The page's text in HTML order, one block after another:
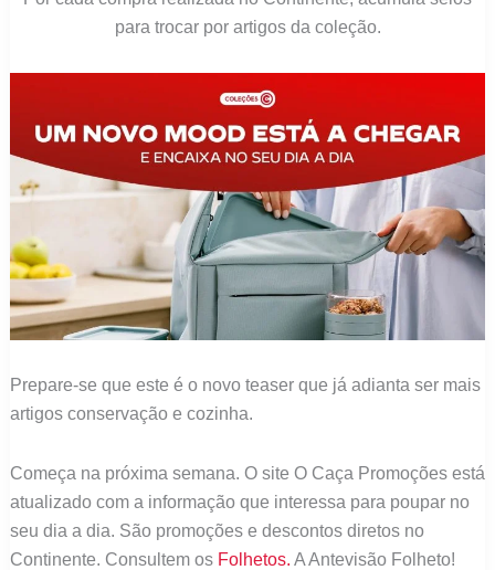
coleção
maio
23
agosto
para trocar por artigos da coleção.
Prepare-se que este é o novo teaser que já adianta ser mais
artigos conservação e cozinha.
Começa na próxima semana. O site O Caça Promoções está
atualizado com a informação que interessa para poupar no
seu dia a dia. São promoções e descontos diretos no
Continente. Consultem os Folhetos. A Antevisão Folheto!